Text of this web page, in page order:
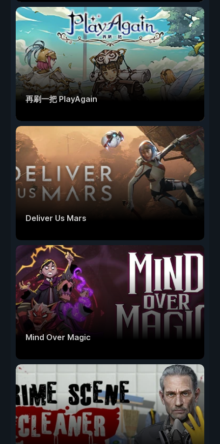
再刷一把 PlayAgain
Deliver Us Mars
Mind Over Magic